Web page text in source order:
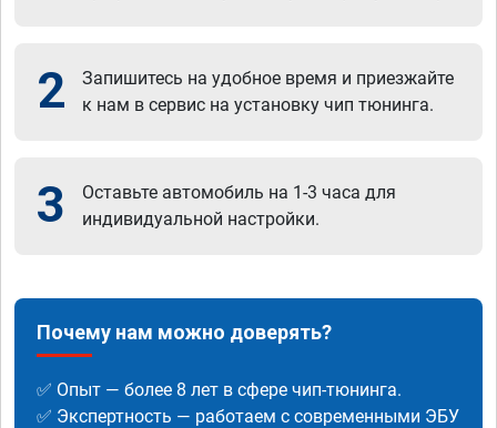
2
Запишитесь на удобное время и приезжайте
к нам в сервис на установку чип тюнинга.
3
Оставьте автомобиль на 1-3 часа для
индивидуальной настройки.
Почему нам можно доверять?
✅ Опыт — более 8 лет в сфере чип-тюнинга.
✅ Экспертность — работаем с современными ЭБУ